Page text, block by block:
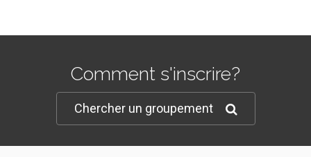
Comment s'inscrire?
Chercher un groupement